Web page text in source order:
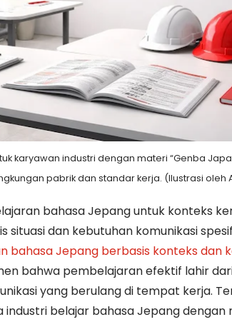
karyawan industri dengan materi “Genba
pabrik dan standar kerja. (Ilustrasi oleh
bahasa Jepang untuk konteks
dan kebutuhan komunikasi
bahasa Jepang berbasis konteks dan
bahwa pembelajaran efektif lahir
yang berulang di tempat kerja.
belajar bahasa Jepang dengan